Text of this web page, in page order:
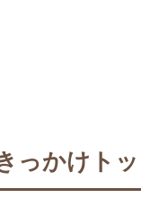
っかけト